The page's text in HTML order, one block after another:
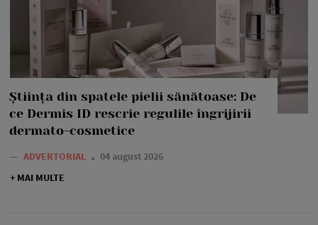
Știința din spatele pielii sănătoase: De
ce Dermis ID rescrie regulile îngrijirii
dermato-cosmetice
— ADVERTORIAL
04 august 2026
+ MAI MULTE